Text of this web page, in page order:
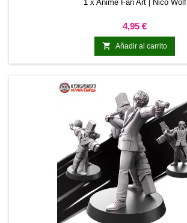
1 x Anime Fan Art | Nico Wolf
Precio
4,95 €
 Añadir al carrito